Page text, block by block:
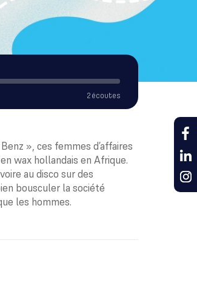
2 écoutes
», ces femmes d’affaires
wax hollandais en Afrique.
au disco sur des
bousculer la société
les hommes.